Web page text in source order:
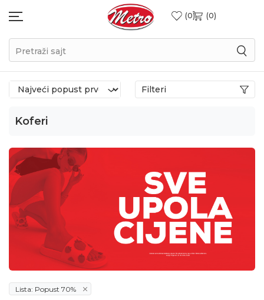
0 0
Pretraži sajt
Koferi
Filteri
Lista: Popust 70%